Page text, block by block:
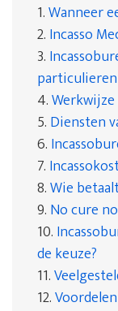
1.Wanneer
2. Incasso
3.
particulieren
4.
5. Diensten
6.
7.
8.Wie
9. No cure
10.
de keuze?
11.
12.